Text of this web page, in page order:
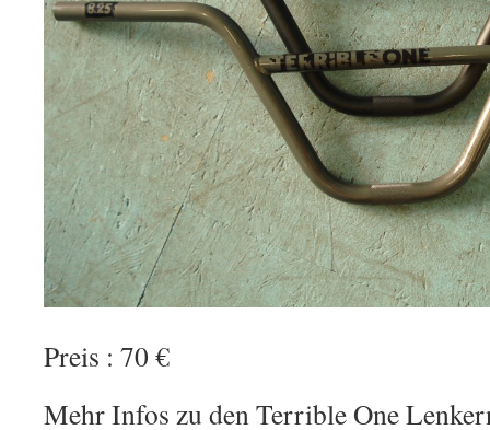
Preis : 70 €
Mehr Infos zu den Terrible One